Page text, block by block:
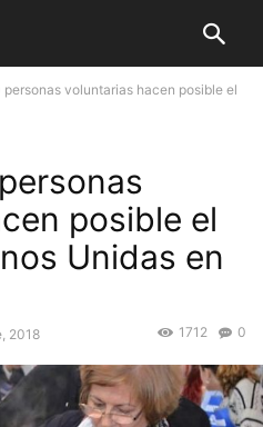
personas voluntarias hacen posible el
posible el
Unidas en
2018 0
1712